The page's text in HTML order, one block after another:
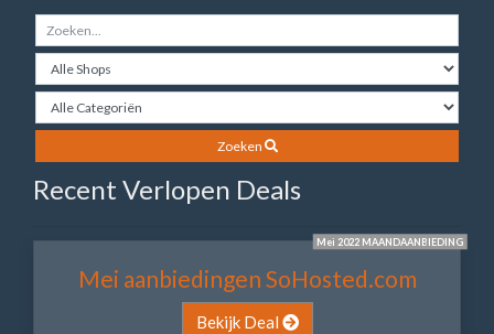
Zoeken
Recent Verlopen Deals
Mei 2022 MAANDAANBIEDING
Mei aanbiedingen SoHosted.com
Bekijk Deal